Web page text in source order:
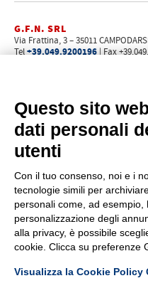
G.F.N. SRL
Via Frattina, 3 – 35011
Tel+39.049.9200196 | Fax
PROFILO
Chi siamo
Come raggiungerci
News
Rete vendita
Area riservata
PRODOTTI
Promozioni
Questo sito
dati personali
utenti
Con il tuo consenso, noi e i
tecnologie simili per
personali come, ad esempio,
personalizzazione degli
alla privacy, è possibile
cookie. Clicca su preferenze
Visualizza la Cookie Policy